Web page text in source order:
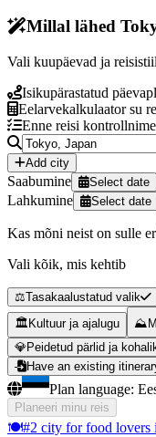
Millal lähed
Vali kuupäevad ja
Isikupärastatud
Eelarvekalkulaator su
Enne reisi
Add city
Saabumine Select date
Lahkumine Select date
Kas mõni neist on sulle
Vali kõik, mis kehtib
⚖️Tasakaalustatud valik
🏛️ Kultuur ja ajalugu ⛰️
💎Peidetud pärlid ja
Have an existing
Plan language:
Planeeri minu reis
🍽️#2 city for food lovers